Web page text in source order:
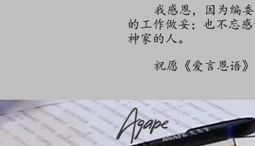
我感恩，因为编委
的工作做妥；也不忘
神家的人。
祝愿《爱言恩语》